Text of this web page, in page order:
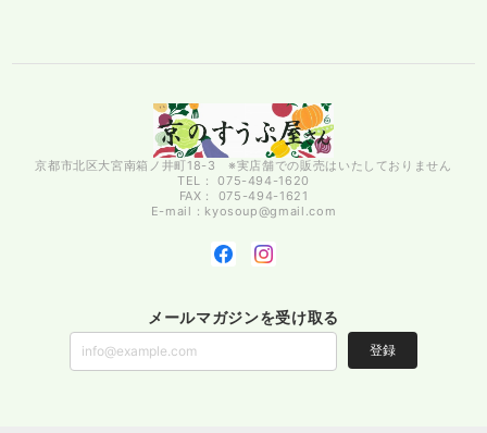
京都市北区大宮南箱ノ井町18-3 ※実店舗での販売はいたしておりません
TEL： 075-494-1620
FAX： 075-494-1621
E-mail： kyosoup@gmail.com
メールマガジンを受け取る
登録